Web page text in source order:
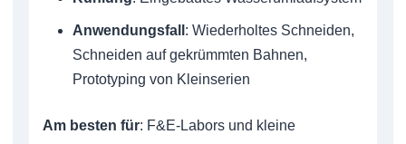
Anwendungsfall : Wiederholtes Schneiden,
Schneiden auf gekrümmten Bahnen,
Prototyping von Kleinserien
Am besten für: F&E-Labors und kleine